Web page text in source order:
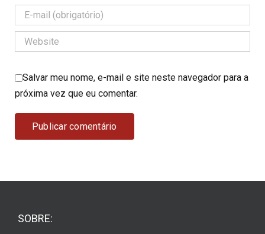
Salvar meu nome, e-mail e site neste navegador para a
próxima vez que eu comentar.
SOBRE: